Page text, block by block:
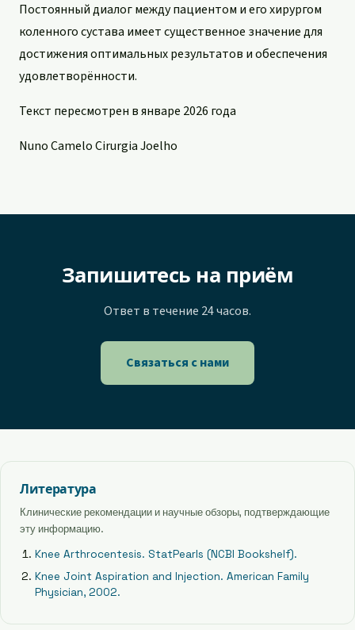
Постоянный диалог между пациентом и его хирургом
коленного сустава имеет существенное значение для
достижения оптимальных результатов и обеспечения
удовлетворённости.
Текст пересмотрен в январе 2026 года
Nuno Camelo Cirurgia Joelho
Запишитесь на приём
Ответ в течение 24 часов.
Связаться с нами
Литература
Клинические рекомендации и научные обзоры, подтверждающие
эту информацию.
Knee Arthrocentesis. StatPearls (NCBI Bookshelf).
Knee Joint Aspiration and Injection. American Family
Physician, 2002.